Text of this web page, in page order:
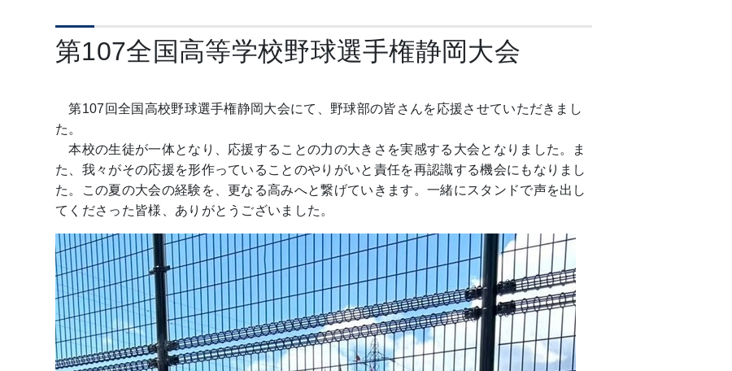
第107全国高等学校野球選手権静岡大会
第107回全国高校野球選手権静岡大会にて、野球部の皆さんを応援させていただきまし
た。
本校の生徒が一体となり、応援することの力の大きさを実感する大会となりました。ま
た、我々がその応援を形作っていることのやりがいと責任を再認識する機会にもなりまし
た。この夏の大会の経験を、更なる高みへと繋げていきます。一緒にスタンドで声を出し
てくださった皆様、ありがとうございました。